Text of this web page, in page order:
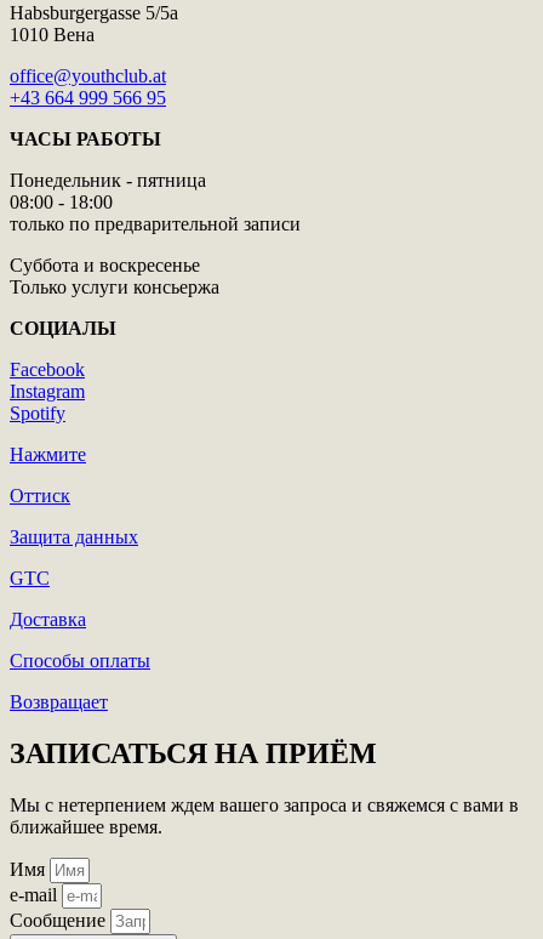
Habsburgergasse 5/5a
1010 Вена
office@youthclub.at
+43 664 999 566 95
ЧАСЫ РАБОТЫ
Понедельник - пятница
08:00 - 18:00
только по предварительной записи
Суббота и воскресенье
Только услуги консьержа
СОЦИАЛЫ
Facebook
Instagram
Spotify
Нажмите
Оттиск
Защита данных
GTC
Доставка
Способы оплаты
Возвращает
ЗАПИСАТЬСЯ НА ПРИЁМ
Мы с нетерпением ждем вашего запроса и свяжемся с вами в
ближайшее время.
Имя
e-mail
Сообщение